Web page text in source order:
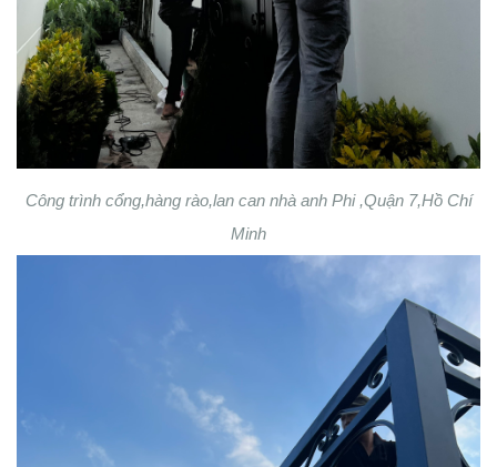
Công trình cổng,hàng rào,lan can nhà anh Phi ,Quận 7,Hồ Chí
Minh